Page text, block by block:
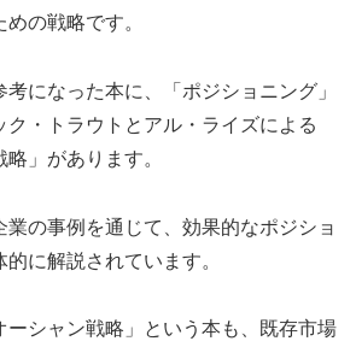
の戦略です。
になった本に、「ポジショニング」
ク・トラウトとアル・ライズによる
略」があります。
業の事例を通じて、効果的なポジショ
に解説されています。
ーシャン戦略」という本も、既存市場